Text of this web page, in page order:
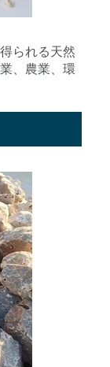
られる天然
、農業、環